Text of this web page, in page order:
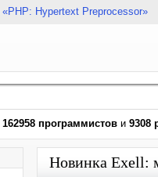
«PHP: Hypertext Preprocessor»
162958 программистов и 9308
Новинка Exell: